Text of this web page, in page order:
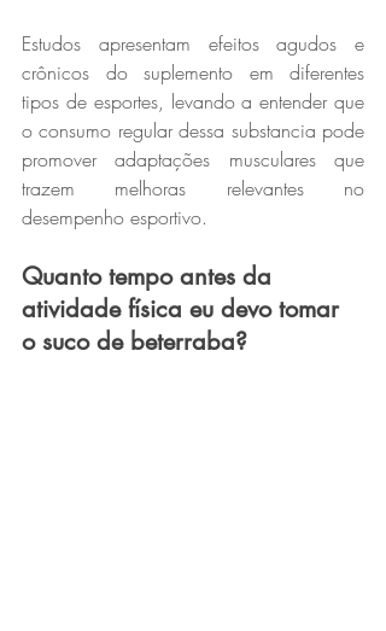
Estudos apresentam efeitos agudos e
crônicos do suplemento em diferentes
tipos de esportes, levando a entender que
o consumo regular dessa substancia pode
promover adaptações musculares que
trazem melhoras relevantes no
desempenho esportivo.
Quanto tempo antes da
atividade física eu devo tomar
o suco de beterraba?